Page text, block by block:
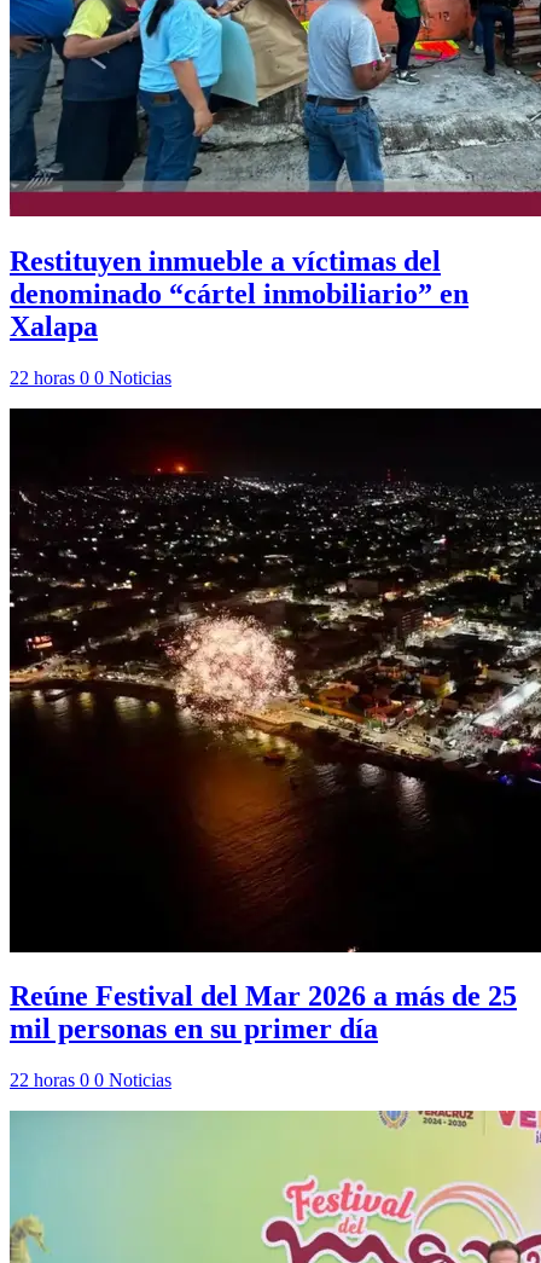
Restituyen inmueble a víctimas del
denominado “cártel inmobiliario” en
Xalapa
22 horas 0 0 Noticias
Reúne Festival del Mar 2026 a más de 25
mil personas en su primer día
22 horas 0 0 Noticias